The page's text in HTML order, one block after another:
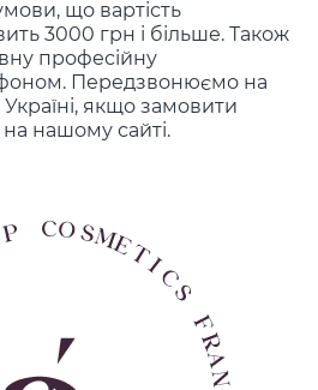
що вартість
3000 грн і більше. Також
професійну
Передзвонюємо на
якщо замовити
нашому сайті.